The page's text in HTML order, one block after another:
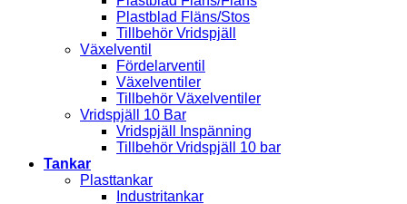
Plastblad Fläns/Stos
Tillbehör Vridspjäll
Växelventil
Fördelarventil
Växelventiler
Tillbehör Växelventiler
Vridspjäll 10 Bar
Vridspjäll Inspänning
Tillbehör Vridspjäll 10 bar
Tankar
Plasttankar
Industritankar